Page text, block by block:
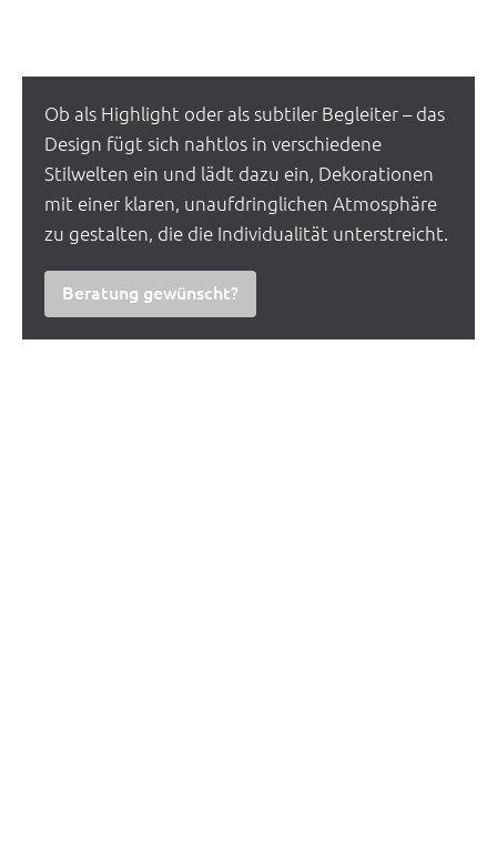
Ob als Highlight oder als subtiler Begleiter – das
Design fügt sich nahtlos in verschiedene
Stilwelten ein und lädt dazu ein, Dekorationen
mit einer klaren, unaufdringlichen Atmosphäre
zu gestalten, die die Individualität unterstreicht.
Beratung gewünscht?